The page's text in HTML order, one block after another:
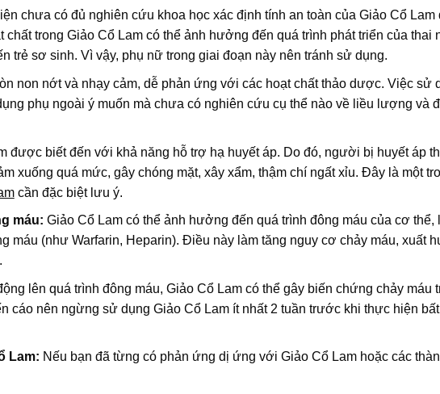
chưa có đủ nghiên cứu khoa học xác định tính an toàn của Giảo Cổ Lam
chất trong Giảo Cổ Lam có thể ảnh hưởng đến quá trình phát triển của thai
trẻ sơ sinh. Vì vậy, phụ nữ trong giai đoạn này nên tránh sử dụng.
non nớt và nhạy cảm, dễ phản ứng với các hoạt chất thảo dược. Việc sử
phụ ngoài ý muốn mà chưa có nghiên cứu cụ thể nào về liều lượng và
được biết đến với khả năng hỗ trợ hạ huyết áp. Do đó, người bị huyết áp
xuống quá mức, gây chóng mặt, xây xẩm, thậm chí ngất xỉu. Đây là một
cần đặc biệt lưu ý.
máu: Giảo Cổ Lam có thể ảnh hưởng đến quá trình đông máu của cơ thể,
máu (như Warfarin, Heparin). Điều này làm tăng nguy cơ chảy máu, xuất
lên quá trình đông máu, Giảo Cổ Lam có thể gây biến chứng chảy máu
cáo nên ngừng sử dụng Giảo Cổ Lam ít nhất 2 tuần trước khi thực hiện
Lam: Nếu bạn đã từng có phản ứng dị ứng với Giảo Cổ Lam hoặc các